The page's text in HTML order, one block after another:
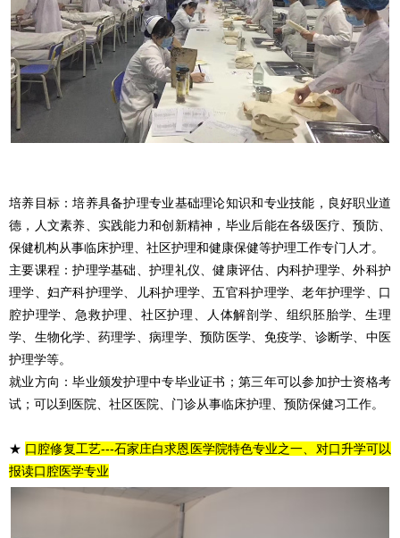
培养目标：培养具备护理专业基础理论知识和专业技能，良好职业道
德，人文素养、实践能力和创新精神，毕业后能在各级医疗、预防、
保健机构从事临床护理、社区护理和健康保健等护理工作专门人才。
主要课程：护理学基础、护理礼仪、健康评估、内科护理学、外科护
理学、妇产科护理学、儿科护理学、五官科护理学、老年护理学、口
腔护理学、急救护理、社区护理、人体解剖学、组织胚胎学、生理
学、生物化学、药理学、病理学、预防医学、免疫学、诊断学、中医
护理学等。
就业方向：毕业颁发护理中专毕业证书；第三年可以参加护士资格考
试；可以到医院、社区医院、门诊从事临床护理、预防保健习工作。
★ 口腔修复工艺---石家庄白求恩医学院特色专业之一、对口升学可以
报读口腔医学专业